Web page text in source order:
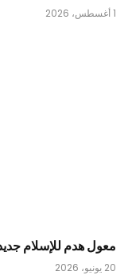
1 أغسطس، 2026
معول هدم للإسلام
20 يونيو، 2026